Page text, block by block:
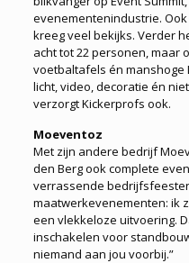
evenementenindustrie.
kreeg veel bekijks. Verder
acht tot 22 personen, maar
voetbaltafels én manshoge
licht, video, decoratie én
verzorgt Kickerprofs ook.
Moeventoz
Met zijn andere bedrijf
den Berg ook complete
verrassende
maatwerkevenementen: ik
een vlekkeloze uitvoering.
inschakelen voor
niemand aan jou voorbij.”